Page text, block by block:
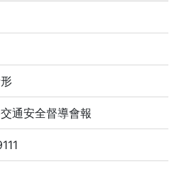
通安全督導會報